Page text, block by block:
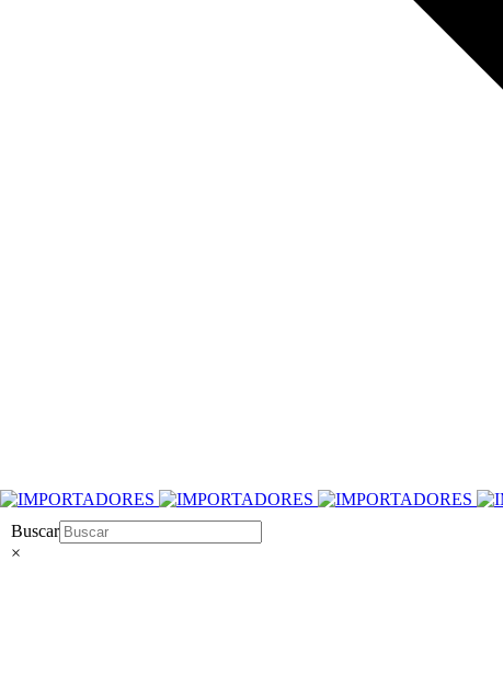
Buscar
×